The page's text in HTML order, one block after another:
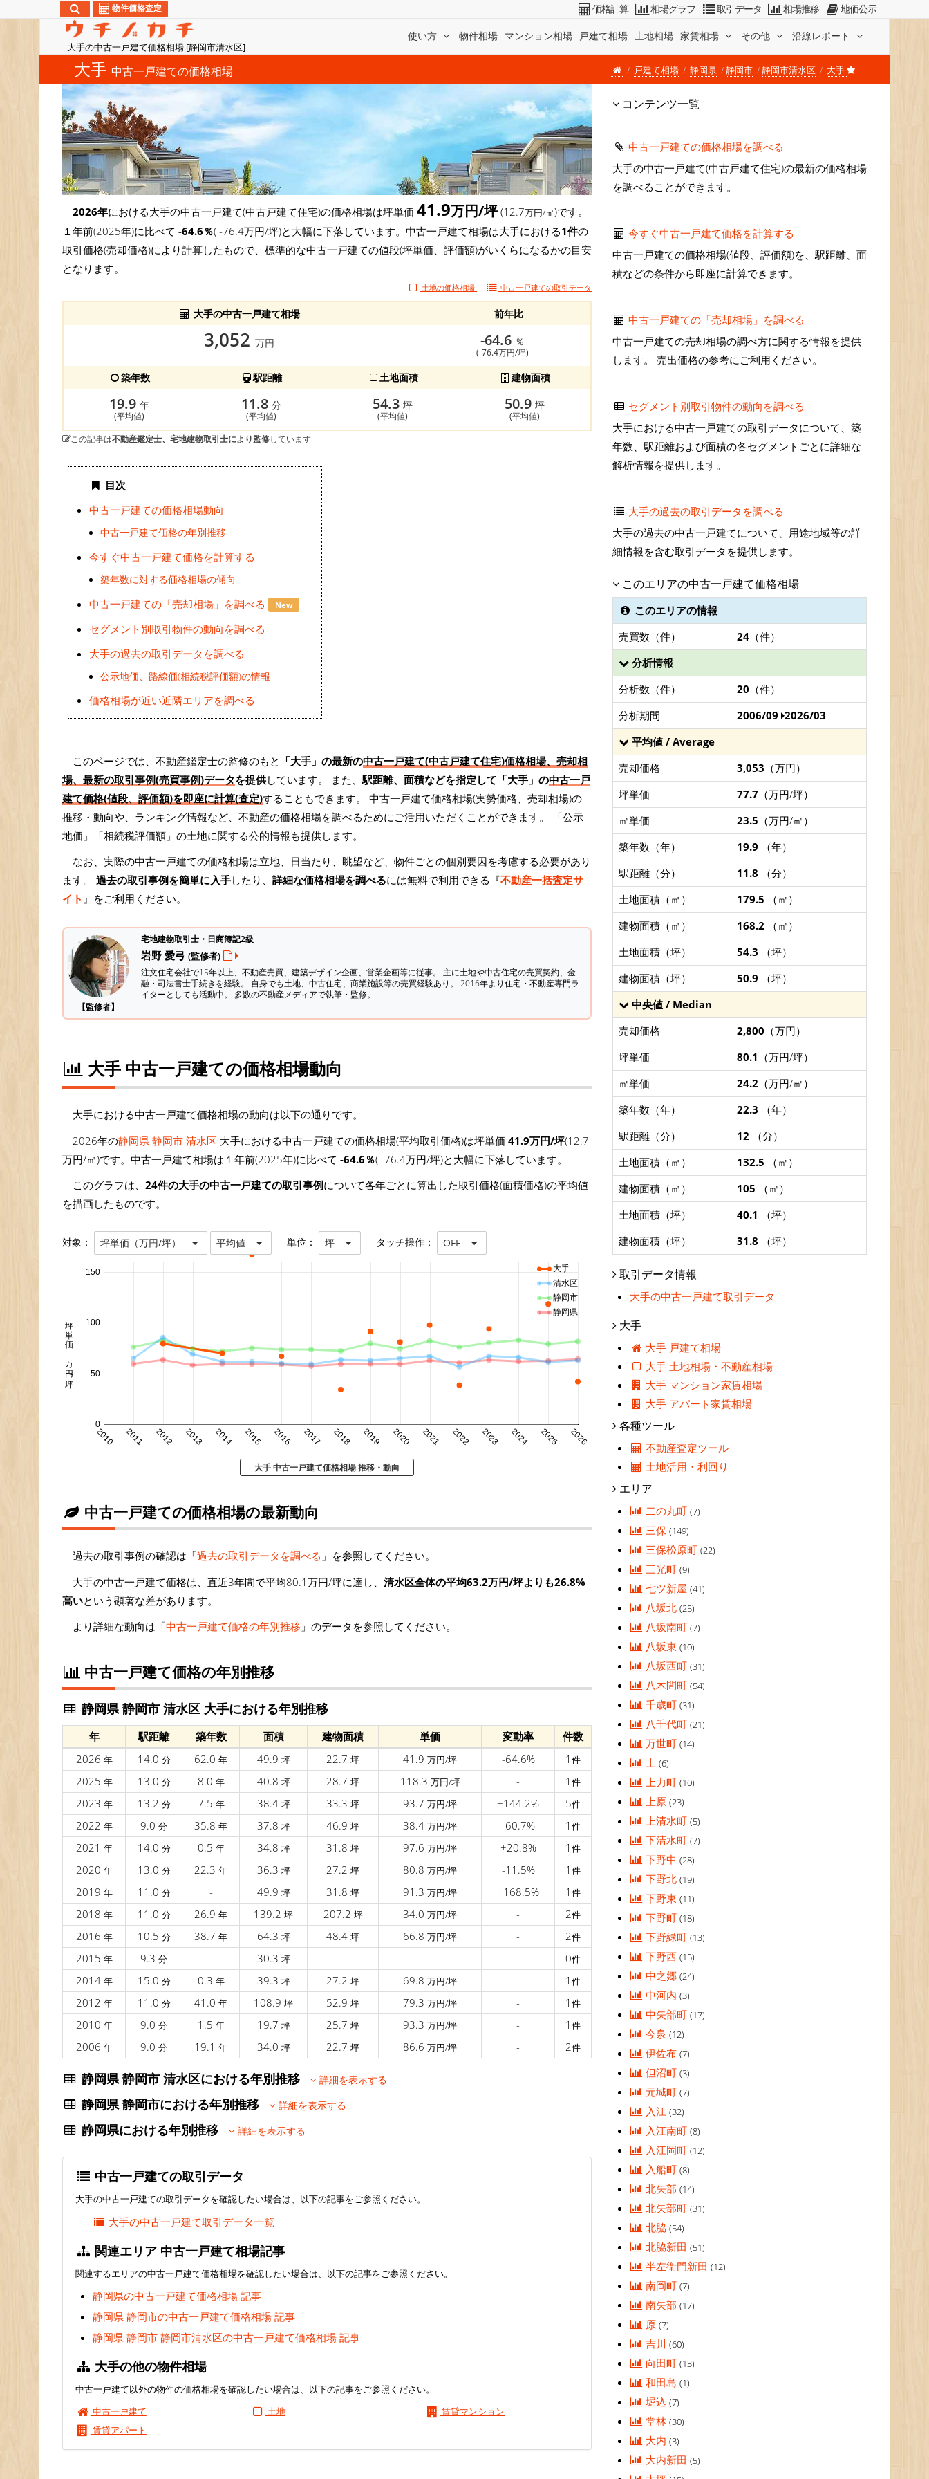
大手の中古一戸建て価格相場 [静岡市清水区]
使い方 物件相場 マンション相場 戸建て相場 土地相場 家賃相場 その他 沿線レポート
物件価格査定 価格計算 相場グラフ 取引データ 相場推移 地価公示
大手 中古一戸建ての価格相場 戸建て相場 静岡県 静岡市 静岡市清水区 大手
2026年における大手の中古一戸建て(中古戸建て住宅)の価格相場は坪単価 41.9万円/坪(12.7万円/㎡)です。
１年前(2025年)に比べて -64.6％( -76.4万円/坪)と大幅に下落しています。中古一戸建て相場は大手における1件の
取引価格(売却価格)により計算したもので、標準的な中古一戸建ての値段(坪単価、評価額)がいくらになるかの目安
となります。
土地の価格相場 中古一戸建ての取引データ
大手の中古一戸建て相場 前年比
3,052 万円 -64.6 ％
(-76.4万円/坪)
築年数 駅距離 土地面積 建物面積
19.9年
(平均値)
11.8 分
(平均値)
54.3坪
(平均値)
50.9 坪
(平均値)
この記事は不動産鑑定士、宅地建物取引士により監修しています
目次
中古一戸建ての価格相場動向
中古一戸建て価格の年別推移
今すぐ中古一戸建て価格を計算する
築年数に対する価格相場の傾向
中古一戸建ての「売却相場」を調べる New
セグメント別取引物件の動向を調べる
大手の過去の取引データを調べる
公示地価、路線価(相続税評価額)の情報
価格相場が近い近隣エリアを調べる
このページでは、不動産鑑定士の監修のもと 「大手」の最新の中古一戸建て(中古戸建て住宅)価格相場、売却相
場、最新の取引事例(売買事例)データを提供しています。 また、 駅距離、面積などを指定して「大手」の中古一戸
建て価格(値段、評価額)を即座に計算(査定)することもできます。 中古一戸建て価格相場(実勢価格、売却相場)の
推移・動向や、ランキング情報など、不動産の価格相場を調べるためにご活用いただくことができます。
「公示
地価」「相続税評価額」の土地に関する公的情報も提供します。
なお、実際の中古一戸建ての価格相場は立地、日当たり、眺望など、物件ごとの個別要因を考慮する必要があり
ます。 過去の取引事例を簡単に入手したり、 詳細な価格相場を調べるには無料で利用できる『不動産一括査定サ
イト 』をご利用ください。
【監修者】
宅地建物取引士・日商簿記2級
岩野 愛弓 (監修者)
注文住宅会社で15年以上、不動産売買、建築デザイン企画、営業企画等に従事。 主に土地や中古住宅の売買契約、金
融・司法書士手続きを経験。 自身でも土地、中古住宅、商業施設等の売買経験あり。 2016年より住宅・不動産専門ラ
イターとしても活動中。 多数の不動産メディアで執筆・監修。
大手 中古一戸建ての価格相場動向
大手における中古一戸建て価格相場の動向は以下の通りです。
2026年の静岡県 静岡市 清水区 大手における中古一戸建ての価格相場(平均取引価格)は坪単価 41.9万円/坪(12.7
万円/㎡)です。中古一戸建て相場は１年前(2025年)に比べて -64.6％( -76.4万円/坪)と大幅に下落しています。
このグラフは、 24件の大手の中古一戸建ての取引事例について各年ごとに算出した取引価格(面積価格)の平均値
を描画したものです。
対象： 坪単価（万円/坪） 平均値 単位： 坪 タッチ操作： OFF
2010 2011 2012 2013 2014 2015 2016 2017 2018 2019 2020 2021 2022 2023 2024 2025 2026
0
50
100
150
坪単価 万円/坪
大手
清水区
静岡市
静岡県
大手 中古一戸建て価格相場 推移・動向
中古一戸建ての価格相場の最新動向
過去の取引事例の確認は「過去の取引データを調べる 」を参照してください。
大手の中古一戸建て価格は、直近3年間で平均80.1万円/坪に達し、 清水区全体の平均63.2万円/坪よりも26.8%
高いという顕著な差があります。
より詳細な動向は「中古一戸建て価格の年別推移 」のデータを参照してください。
中古一戸建て価格の年別推移
静岡県 静岡市 清水区 大手における年別推移
年 駅距離 築年数 面積 建物面積 単価 変動率
件数
2026 年 14.0 分 62.0 年 49.9 坪 22.7 坪 41.9 万円/坪 -64.6% 1 件
2025 年 13.0 分 8.0 年 40.8 坪 28.7 坪 118.3 万円/坪 - 1 件
2023 年 13.2 分 7.5 年 38.4 坪 33.3 坪 93.7 万円/坪 +144.2% 5件
2022 年 9.0 分 35.8 年 37.8 坪 46.9 坪 38.4 万円/坪 -60.7% 1 件
2021 年 14.0 分 0.5 年 34.8 坪 31.8 坪 97.6 万円/坪 +20.8% 1 件
2020 年 13.0 分 22.3 年 36.3 坪 27.2 坪 80.8 万円/坪 -11.5% 1 件
2019 年 11.0 分 - 49.9 坪 31.8 坪 91.3 万円/坪 +168.5% 1 件
2018 年 11.0 分 26.9 年 139.2 坪 207.2 坪 34.0 万円/坪 - 2件
2016 年 10.5 分 38.7 年 64.3 坪 48.4 坪 66.8 万円/坪 - 2件
2015 年 9.3 分 - 30.3 坪 - - - 0件
2014 年 15.0 分 0.3 年 39.3 坪 27.2 坪 69.8 万円/坪 - 1 件
2012 年 11.0 分 41.0 年 108.9 坪 52.9 坪 79.3 万円/坪 - 1 件
2010 年 9.0 分 1.5 年 19.7 坪 25.7 坪 93.3 万円/坪 - 1 件
2006 年 9.0 分 19.1 年 34.0 坪 22.7 坪 86.6 万円/坪 - 2件
静岡県 静岡市 清水区における年別推移 詳細を表示する
静岡県 静岡市における年別推移 詳細を表示する
静岡県における年別推移 詳細を表示する
中古一戸建ての取引データ
大手の中古一戸建ての取引データを確認したい場合は、以下の記事をご参照ください。
大手の中古一戸建て取引データ一覧
関連エリア 中古一戸建て相場記事
関連するエリアの中古一戸建て価格相場を確認したい場合は、以下の記事をご参照ください。
静岡県の中古一戸建て価格相場 記事
静岡県 静岡市の中古一戸建て価格相場 記事
静岡県 静岡市 静岡市清水区の中古一戸建て価格相場 記事
大手の他の物件相場
中古一戸建て以外の物件の価格相場を確認したい場合は、以下の記事をご参照ください。
中古一戸建て
土地
賃貸マンション
賃貸アパート
コンテンツ一覧
中古一戸建ての価格相場を調べる
大手の中古一戸建て(中古戸建て住宅)の最新の価格相場
を調べることができます。
今すぐ中古一戸建て価格を計算する
中古一戸建ての価格相場(値段、評価額)を、駅距離、面
積などの条件から即座に計算できます。
中古一戸建ての「売却相場」を調べる
中古一戸建ての売却相場の調べ方に関する情報を提供
します。 売出価格の参考にご利用ください。
セグメント別取引物件の動向を調べる
大手における中古一戸建ての取引データについて、築
年数、駅距離および面積の各セグメントごとに詳細な
解析情報を提供します。
大手の過去の取引データを調べる
大手の過去の中古一戸建てについて、用途地域等の詳
細情報を含む取引データを提供します。
このエリアの中古一戸建て価格相場
このエリアの情報
売買数（件）
24 （件）
分析情報
分析数（件）
20 （件）
分析期間
2006/09 2026/03
平均値 / Average
売却価格
3,053 （万円）
坪単価
77.7 （万円/坪）
㎡単価
23.5 （万円/㎡）
築年数（年）
19.9 （年）
駅距離（分）
11.8 （分）
土地面積（㎡）
179.5 （㎡）
建物面積（㎡）
168.2 （㎡）
土地面積（坪）
54.3 （坪）
建物面積（坪）
50.9 （坪）
中央値 / Median
売却価格
2,800 （万円）
坪単価
80.1 （万円/坪）
㎡単価
24.2 （万円/㎡）
築年数（年）
22.3 （年）
駅距離（分）
12 （分）
土地面積（㎡）
132.5 （㎡）
建物面積（㎡）
105 （㎡）
土地面積（坪）
40.1 （坪）
建物面積（坪）
31.8 （坪）
取引データ情報
大手の中古一戸建て取引データ
大手
大手 戸建て相場
大手 土地相場・不動産相場
大手 マンション家賃相場
大手 アパート家賃相場
各種ツール
不動産査定ツール
土地活用・利回り
エリア
二の丸町(7)
三保(149)
三保松原町(22)
三光町(9)
七ツ新屋(41)
八坂北(25)
八坂南町(7)
八坂東(10)
八坂西町(31)
八木間町(54)
千歳町(31)
八千代町(21)
万世町(14)
上(6)
上力町(10)
上原(23)
上清水町(5)
下清水町(7)
下野中(28)
下野北(19)
下野東(11)
下野町(18)
下野緑町(13)
下野西(15)
中之郷(24)
中河内(3)
中矢部町(17)
今泉(12)
伊佐布(7)
但沼町(3)
元城町(7)
入江(32)
入江南町(8)
入江岡町(12)
入船町(8)
北矢部(14)
北矢部町(31)
北脇(54)
北脇新田(51)
半左衛門新田(12)
南岡町(7)
南矢部(17)
原(7)
吉川(60)
向田町(13)
和田島(1)
堀込(7)
堂林(30)
大内(3)
大内新田(5)